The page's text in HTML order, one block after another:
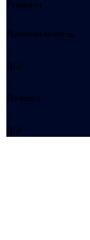
Турниры
Национальность
n/a
Позиция
n/a